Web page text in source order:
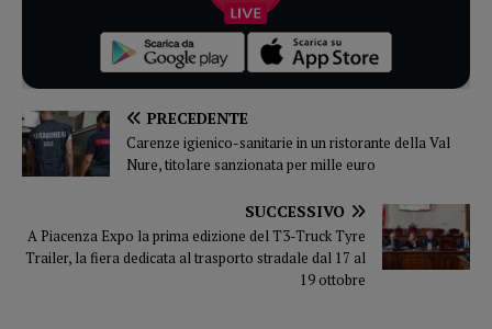
PRECEDENTE
Carenze igienico-sanitarie in un ristorante della Val
Nure, titolare sanzionata per mille euro
SUCCESSIVO
A Piacenza Expo la prima edizione del T3-Truck Tyre
Trailer, la fiera dedicata al trasporto stradale dal 17 al
19 ottobre